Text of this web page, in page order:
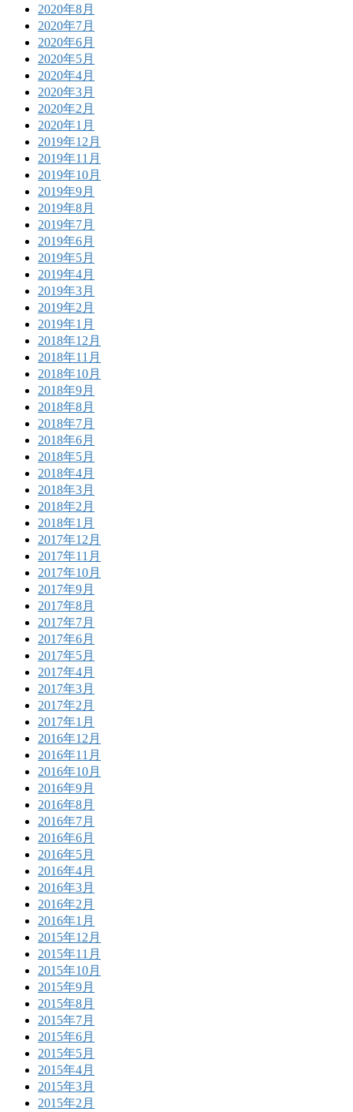
2020年8月
2020年7月
2020年6月
2020年5月
2020年4月
2020年3月
2020年2月
2020年1月
2019年12月
2019年11月
2019年10月
2019年9月
2019年8月
2019年7月
2019年6月
2019年5月
2019年4月
2019年3月
2019年2月
2019年1月
2018年12月
2018年11月
2018年10月
2018年9月
2018年8月
2018年7月
2018年6月
2018年5月
2018年4月
2018年3月
2018年2月
2018年1月
2017年12月
2017年11月
2017年10月
2017年9月
2017年8月
2017年7月
2017年6月
2017年5月
2017年4月
2017年3月
2017年2月
2017年1月
2016年12月
2016年11月
2016年10月
2016年9月
2016年8月
2016年7月
2016年6月
2016年5月
2016年4月
2016年3月
2016年2月
2016年1月
2015年12月
2015年11月
2015年10月
2015年9月
2015年8月
2015年7月
2015年6月
2015年5月
2015年4月
2015年3月
2015年2月